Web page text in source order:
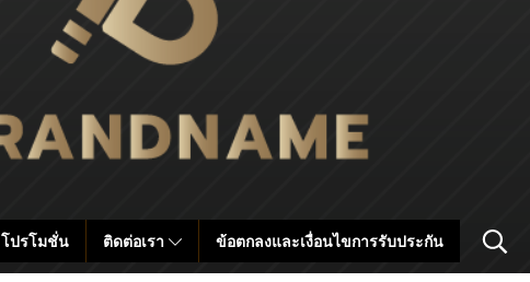
โปรโมชั่น ติดต่อเรา ข้อตกลงและเงื่อนไขการรับประกัน